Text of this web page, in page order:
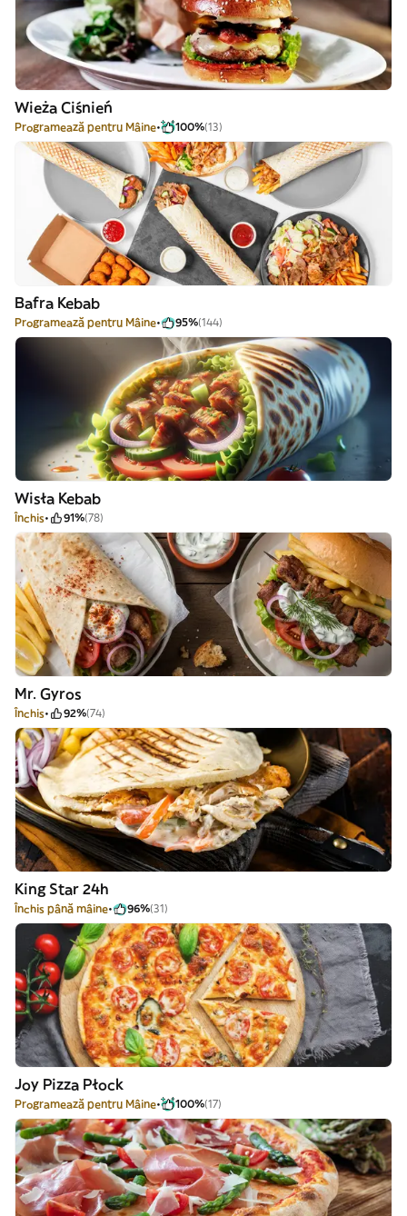
Wieża Ciśnień
Programează pentru Mâine 100%(13)
Bafra Kebab
Programează pentru Mâine 95%(144)
Wisła Kebab
Închis 91%(78)
Mr. Gyros
Închis 92%(74)
King Star 24h
Închis până mâine 96%(31)
Joy Pizza Płock
Programează pentru Mâine 100%(17)